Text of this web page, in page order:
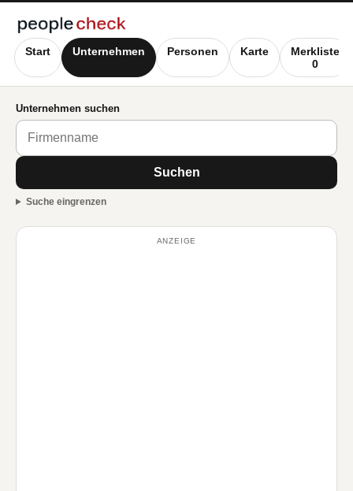
Start Unternehmen Personen Karte
Merkliste
0
Unternehmen suchen
Suchen
Suche eingrenzen
ANZEIGE